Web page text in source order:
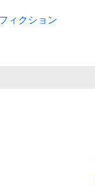
ィクション